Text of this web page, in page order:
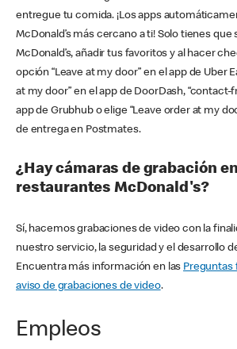
entregue tu comida. ¡Los apps
McDonald’s más cercano a ti! Solo tienes que
McDonald’s, añadir tus favoritos y al hacer
opción “Leave at my door” en el app de Uber
at my door” en el app de DoorDash, “contact-
app de Grubhub o elige “Leave order at my
de entrega en Postmates.
¿Hay cámaras de grabación
restaurantes McDonald's?
Sí, hacemos grabaciones de video con la
nuestro servicio, la seguridad y el desarrollo
Encuentra más información en las Preguntas
aviso de grabaciones de video.
Empleos